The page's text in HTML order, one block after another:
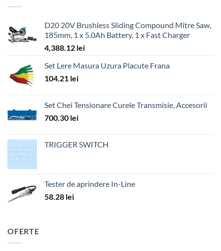
D20 20V Brushless Sliding Compound Mitre Saw,
185mm, 1 x 5.0Ah Battery, 1 x Fast Charger
4,388.12 lei
Set Lere Masura Uzura Placute Frana
104.21 lei
Set Chei Tensionare Curele Transmisie, Accesorii
700.30 lei
TRIGGER SWITCH
Tester de aprindere In-Line
58.28 lei
OFERTE